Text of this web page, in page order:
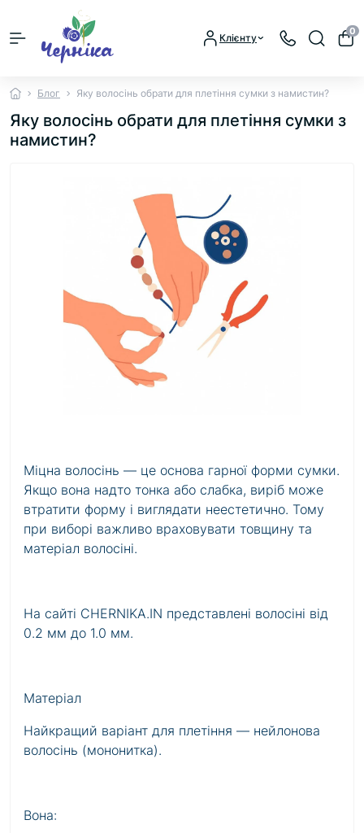
Клієнту
0
Блог Яку волосінь обрати для плетіння сумки з намистин?
Яку волосінь обрати для плетіння сумки з
намистин?
Міцна волосінь — це основа гарної форми сумки.
Якщо вона надто тонка або слабка, виріб може
втратити форму і виглядати неестетично. Тому
при виборі важливо враховувати товщину та
матеріал волосіні.
На сайті CHERNIKA.IN представлені волосіні від
0.2 мм до 1.0 мм.
Матеріал
Найкращий варіант для плетіння — нейлонова
волосінь (мононитка).
Вона: